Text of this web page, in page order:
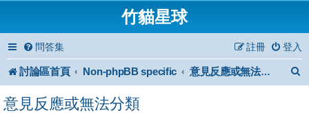
竹貓星球
問答集 登入
註冊
討論區首頁 Non-phpBB specific 意見反應或無法分類
意見反應或無法分類